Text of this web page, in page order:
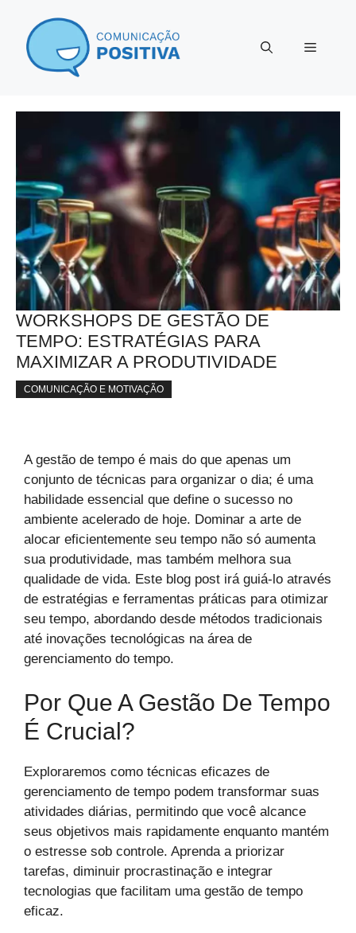
conteúdo
Menu
WORKSHOPS DE GESTÃO DE
TEMPO: ESTRATÉGIAS PARA
MAXIMIZAR A PRODUTIVIDADE
COMUNICAÇÃO E MOTIVAÇÃO
A gestão de tempo é mais do que apenas um
conjunto de técnicas para organizar o dia; é uma
habilidade essencial que define o sucesso no
ambiente acelerado de hoje. Dominar a arte de
alocar eficientemente seu tempo não só aumenta
sua produtividade, mas também melhora sua
qualidade de vida. Este blog post irá guiá-lo através
de estratégias e ferramentas práticas para otimizar
seu tempo, abordando desde métodos tradicionais
até inovações tecnológicas na área de
gerenciamento do tempo.
Por Que A Gestão De Tempo
É Crucial?
Exploraremos como técnicas eficazes de
gerenciamento de tempo podem transformar suas
atividades diárias, permitindo que você alcance
seus objetivos mais rapidamente enquanto mantém
o estresse sob controle. Aprenda a priorizar
tarefas, diminuir procrastinação e integrar
tecnologias que facilitam uma gestão de tempo
eficaz.